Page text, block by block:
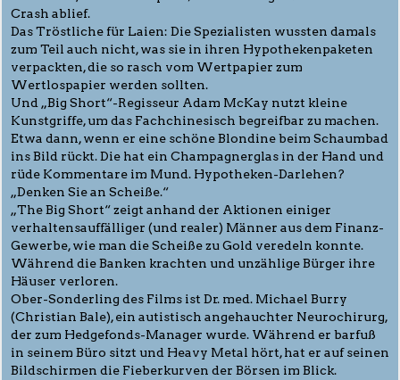
Crash ablief.
Das Tröstliche für Laien: Die Spezialisten wussten damals
zum Teil auch nicht, was sie in ihren Hypothekenpaketen
verpackten, die so rasch vom Wertpapier zum
Wertlospapier werden sollten.
Und „Big Short“-Regisseur Adam McKay nutzt kleine
Kunstgriffe, um das Fachchinesisch begreifbar zu machen.
Etwa dann, wenn er eine schöne Blondine beim Schaumbad
ins Bild rückt. Die hat ein Champagnerglas in der Hand und
rüde Kommentare im Mund. Hypotheken-Darlehen?
„Denken Sie an Scheiße.“
„The Big Short“ zeigt anhand der Aktionen einiger
verhaltensauffälliger (und realer) Männer aus dem Finanz-
Gewerbe, wie man die Scheiße zu Gold veredeln konnte.
Während die Banken krachten und unzählige Bürger ihre
Häuser verloren.
Ober-Sonderling des Films ist Dr. med. Michael Burry
(Christian Bale), ein autistisch angehauchter Neurochirurg,
der zum Hedgefonds-Manager wurde. Während er barfuß
in seinem Büro sitzt und Heavy Metal hört, hat er auf seinen
Bildschirmen die Fieberkurven der Börsen im Blick.